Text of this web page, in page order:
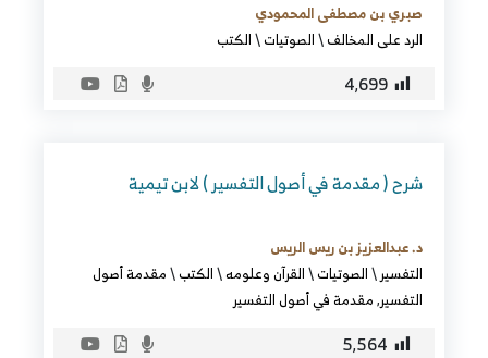
صبري بن مصطفى المحمودي
الرد على المخالف\الصوتيات\الكتب
4٬699
شرح ( مقدمة في أصول التفسير ) لابن تيمية
د. عبدالعزيز بن ريس الريس
التفسير\الصوتيات\القرآن وعلومه\الكتب\مقدمة أصول
التفسير,مقدمة في أصول التفسير
5٬564